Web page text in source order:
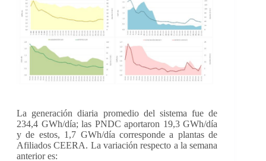
La generación diaria promedio del sistema fue de
234,4 GWh/día; las PNDC aportaron 19,3 GWh/día
y de estos, 1,7 GWh/día corresponde a plantas de
Afiliados CEERA. La variación respecto a la semana
anterior es: